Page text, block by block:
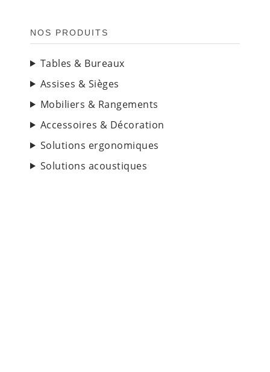
NOS PRODUITS
Tables & Bureaux
Assises & Sièges
Mobiliers & Rangements
Accessoires & Décoration
Solutions ergonomiques
Solutions acoustiques